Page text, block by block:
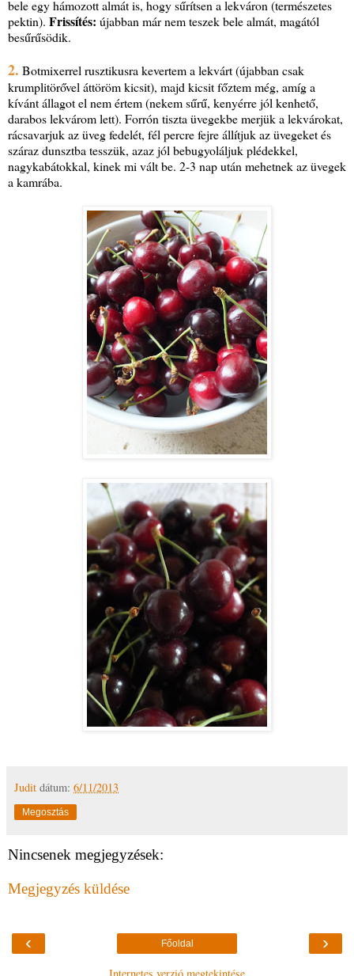
bele egy hámozott almát is, hogy sűrítsen a lekváron (természetes
pektin). Frissítés: újabban már nem teszek bele almát, magától
besűrűsödik.
2. Botmixerrel rusztikusra kevertem a lekvárt (újabban csak
krumplitörővel áttöröm kicsit), majd kicsit főztem még, amíg a
kívánt állagot el nem értem (nekem sűrű, kenyérre jól kenhető,
darabos lekvárom lett). Forrón tiszta üvegekbe merjük a lekvárokat,
rácsavarjuk az üveg fedelét, fél percre fejre állítjuk az üvegeket és
száraz dunsztba tesszük, azaz jól bebugyoláljuk plédekkel,
nagykabátokkal, kinek mi vált be. 2-3 nap után mehetnek az üvegek
a kamrába.
Judit dátum: 6/11/2013
Megosztás
Nincsenek megjegyzések:
Megjegyzés küldése
‹ ›
Főoldal